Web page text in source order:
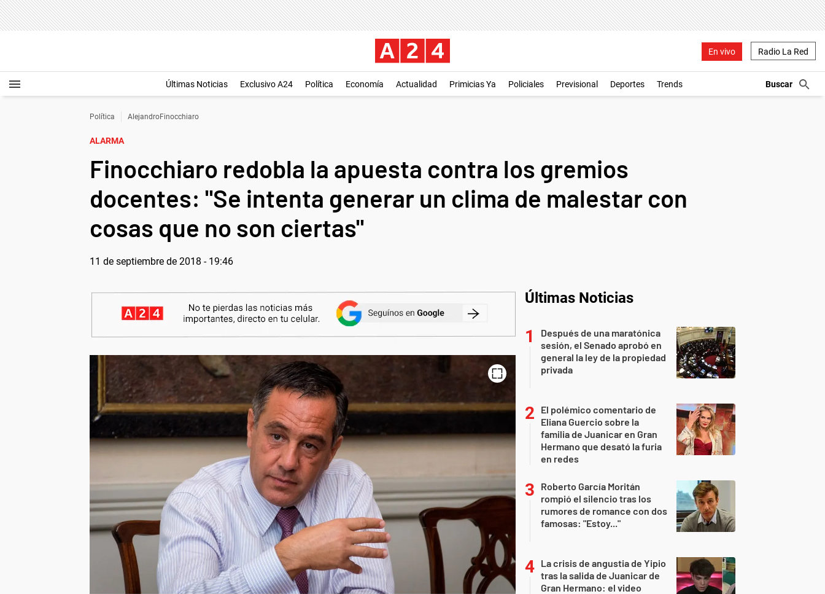
En vivo Radio La Red
Últimas Noticias Exclusivo A24 Política Economía Actualidad Primicias Ya Policiales Previsional Deportes Trends
Política AlejandroFinocchiaro
ALARMA
Finocchiaro redobla la apuesta contra los gremios
docentes: "Se intenta generar un clima de malestar con
cosas que no son ciertas"
11 de septiembre de 2018 - 19:46
Últimas Noticias
Después de una maratónica
sesión, el Senado aprobó en
general la ley de la propiedad
privada
El polémico comentario de
Eliana Guercio sobre la
familia de Juanicar en Gran
Hermano que desató la furia
en redes
Roberto García Moritán
rompió el silencio tras los
rumores de romance con dos
famosas: "Estoy..."
La crisis de angustia de Yipio
tras la salida de Juanicar de
Gran Hermano: el video